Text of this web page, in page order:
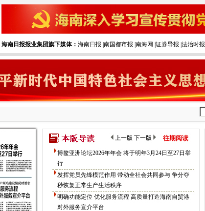
海南日报报业集团旗下媒体： 海南日报 南国都市报 南海网 证券导报 法治时报
上一版 下一版 往期阅读
博鳌亚洲论坛2026年年会 将于明年3月24日至27日举
行
发挥党员先锋模范作用 带动全社会共同参与 争分夺
秒恢复正常生产生活秩序
明确功能定位 优化服务流程 高质量打造海南自贸港
对外服务宣介平台